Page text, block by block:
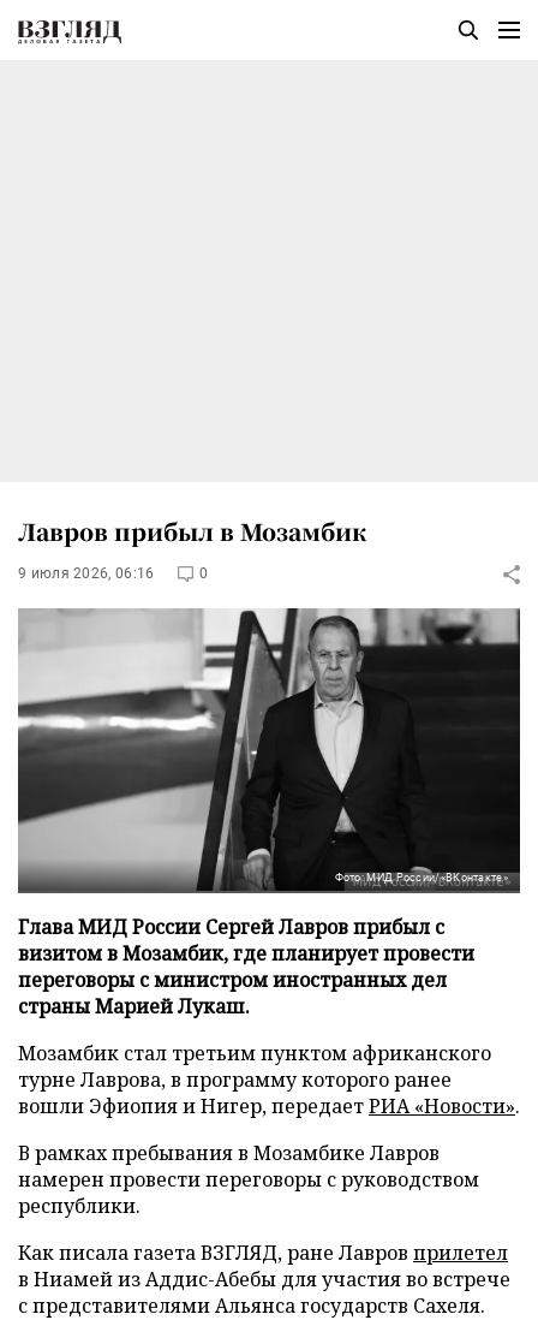
Лавров прибыл в Мозамбик
9 июля 2026, 06:16 0
Фото: МИД России/«ВКонтакте»
Глава МИД России Сергей Лавров прибыл с
визитом в Мозамбик, где планирует провести
переговоры с министром иностранных дел
страны Марией Лукаш.
Мозамбик стал третьим пунктом африканского
турне Лаврова, в программу которого ранее
вошли Эфиопия и Нигер, передаетРИА «Новости».
В рамках пребывания в Мозамбике Лавров
намерен провести переговоры с руководством
республики.
Как писала газета ВЗГЛЯД, ране Лавров прилетел
в Ниамей из Аддис-Абебы для участия во встрече
с представителями Альянса государств Сахеля.